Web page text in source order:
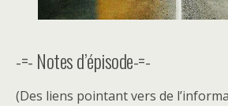
-=- Notes d’épisode-=-
(Des liens pointant vers de